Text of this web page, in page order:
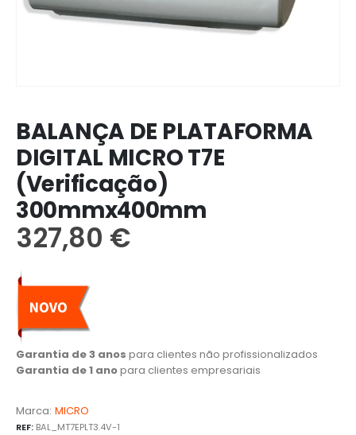
BALANÇA DE PLATAFORMA
DIGITAL MICRO T7E
(Verificação)
300mmx400mm
327,80 €
Garantia de 3 anos para clientes não profissionalizados
Garantia de 1 anopara clientes empresariais
Marca: MICRO
REF: BAL_MT7EPLT3.4V-1